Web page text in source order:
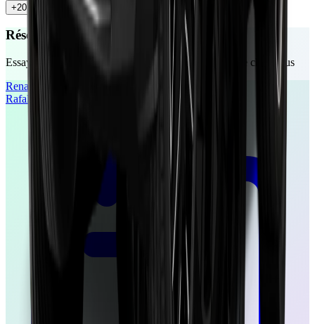
+20
Réservez votre essai gratuit
Essayez ces véhicules chez un concessionnaire près de chez vous
Renault
Rafale